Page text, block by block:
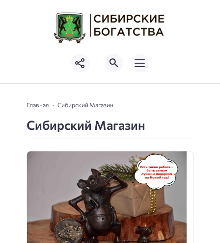
Главная Сибирский Магазин
Сибирский Магазин